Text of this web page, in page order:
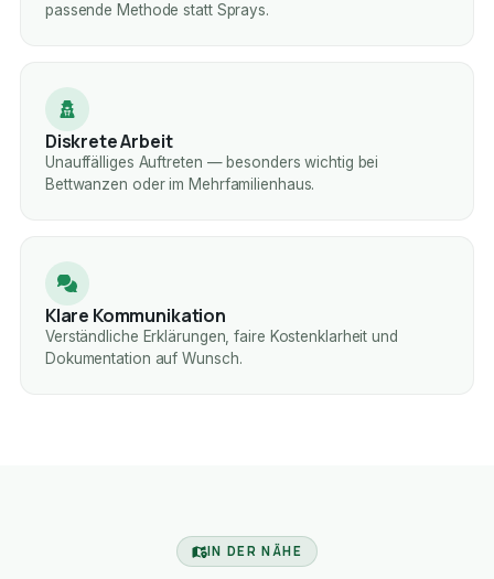
passende Methode statt Sprays.
Diskrete Arbeit
Unauffälliges Auftreten — besonders wichtig bei
Bettwanzen oder im Mehrfamilienhaus.
Klare Kommunikation
Verständliche Erklärungen, faire Kostenklarheit und
Dokumentation auf Wunsch.
IN DER NÄHE